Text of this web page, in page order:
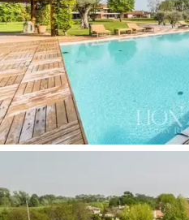
池畔附楼与主屋分开，
浴室的卧室和两间外部
旁。